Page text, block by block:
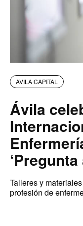
AVILA CAPITAL
Ávila
Talleres y
profesión de